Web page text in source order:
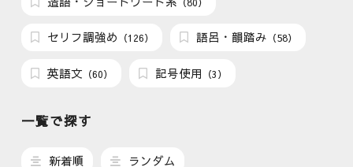
セリフ調強め （126） 語呂・韻踏み （58）
英語文 （60） 記号使用 （3）
一覧で探す
新着順 ランダム